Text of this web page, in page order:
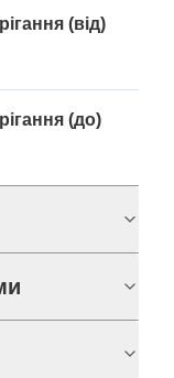
(від)
(до)